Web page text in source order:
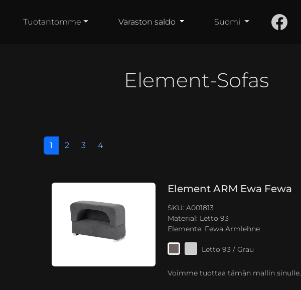
Tuotantomme Varaston saldo Suomi
Element-Sofas
1 2 3 4
Element ARM Ewa Fewa
SKU: A001813
Material: Letto 93
Elemente: Fewa Armlehne
Letto 93 / Grau
Voimme tuottaa tämän mallin sinulle.